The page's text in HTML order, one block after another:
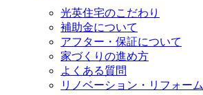
光英住宅のこだわり
補助金について
アフター・保証について
家づくりの進め方
よくある質問
リノベーション・リフォーム